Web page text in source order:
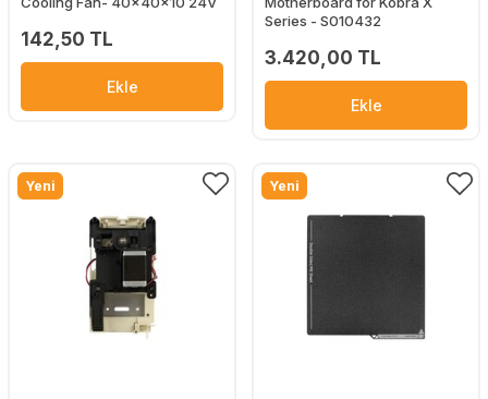
142,50 TL
Ekle
Series - S010432
3.420,00 TL
Ekle
Yeni Yeni